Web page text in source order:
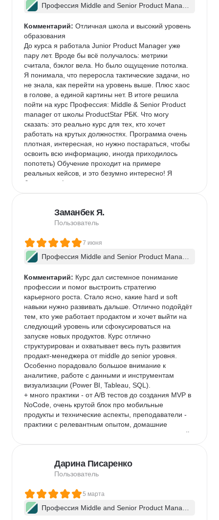
Профессия Middle and Senior Product Manag
Комментарий: Отличная школа и высокий уровень
образования
До курса я работала Junior Product Manager уже
пару лет. Вроде бы всё получалось: метрики
считала, бэклог вела. Но было ощущение потолка.
Я понимала, что переросла тактические задачи, но
не знала, как перейти на уровень выше. Плюс хаос
в голове, а единой картины нет. В итоге решила
пойти на курс Профессия: Middle & Senior Product
manager от школы ProductStar РБК. Что могу
сказать: это реально курс для тех, кто хочет
работать на крутых должностях. Программа очень
плотная, интересная, но нужно постараться, чтобы
освоить всю информацию, иногда приходилось
попотеть) Обучение проходит на примере
реальных кейсов, и это безумно интересно! Я
брала тариф с индивидуальными консультациями,
профессиональные рекомендации. Мой личный
результат после прохождения курса: моя зарплата
расширилась до управления целым направлением.
Однозначно рекомендую тем, кто готов
вкладываться в себя серьезно.
Заманбек Я.
Пользователь
7 июня
Профессия Middle and Senior Product Manag
Комментарий: Курс дал системное понимание
профессии и помог выстроить стратегию
карьерного роста. Стало ясно, какие hard и soft
навыки нужно развивать дальше. Отлично подойдёт
тем, кто уже работает продактом и хочет выйти на
следующий уровень или сфокусироваться на
запуске новых продуктов. Курс отлично
структурирован и охватывает весь путь развития
продакт-менеджера от middle до senior уровня.
Особенно порадовало большое внимание к
аналитике, работе с данными и инструментам
визуализации (Power BI, Tableau, SQL).
+ много практики - от A/B тестов до создания MVP в
NoCode, очень крутой блок про мобильные
продукты и технические аспекты, преподаватели -
практики с релевантным опытом, домашние
задания помогают закрепить материал, а итоговый
- хотелось бы офлайн доступа на мобильном
приложении, чтобы изучать курс во время перелетов
Дарина Писаренко
Пользователь
5 марта
Профессия Middle and Senior Product Manag